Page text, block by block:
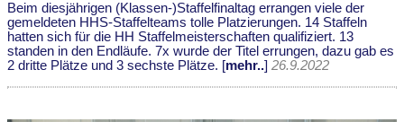
Beim diesjährigen (Klassen-)Staffelfinaltag errangen viele der
gemeldeten HHS-Staffelteams tolle Platzierungen. 14 Staffeln
hatten sich für die HH Staffelmeisterschaften qualifiziert. 13
standen in den Endläufe. 7x wurde der Titel errungen, dazu gab es
2 dritte Plätze und 3 sechste Plätze. [mehr..] 26.9.2022